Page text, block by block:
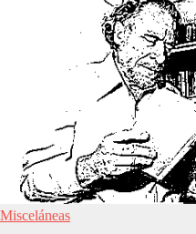
Misceláneas